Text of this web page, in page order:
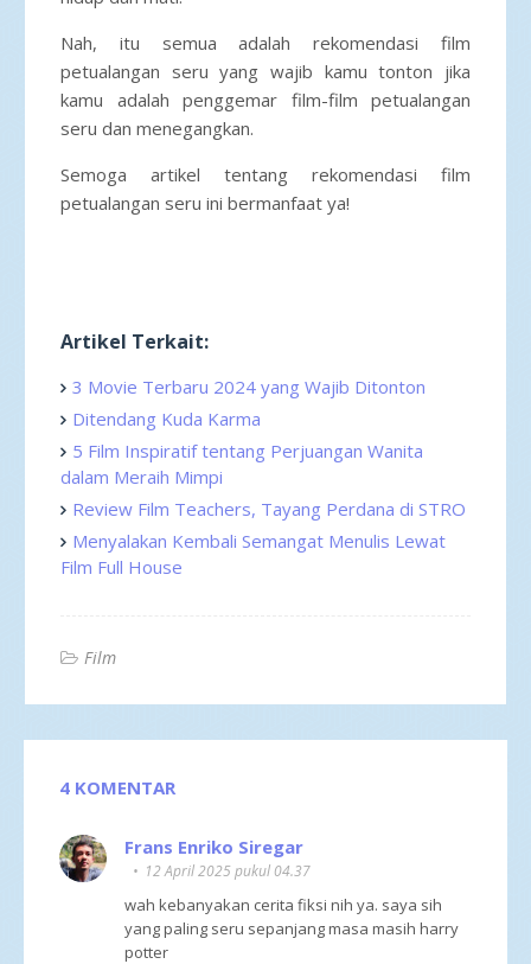
Nah, itu semua adalah rekomendasi film
petualangan seru yang wajib kamu tonton jika
kamu adalah penggemar film-film petualangan
seru dan menegangkan.
Semoga artikel tentang rekomendasi film
petualangan seru ini bermanfaat ya!
Artikel Terkait:
3 Movie Terbaru 2024 yang Wajib Ditonton
Ditendang Kuda Karma
5 Film Inspiratif tentang Perjuangan Wanita
dalam Meraih Mimpi
Review Film Teachers, Tayang Perdana di STRO
Menyalakan Kembali Semangat Menulis Lewat
Film Full House
Film
4 KOMENTAR
Frans Enriko Siregar
12 April 2025 pukul 04.37
wah kebanyakan cerita fiksi nih ya. saya sih
yang paling seru sepanjang masa masih harry
potter